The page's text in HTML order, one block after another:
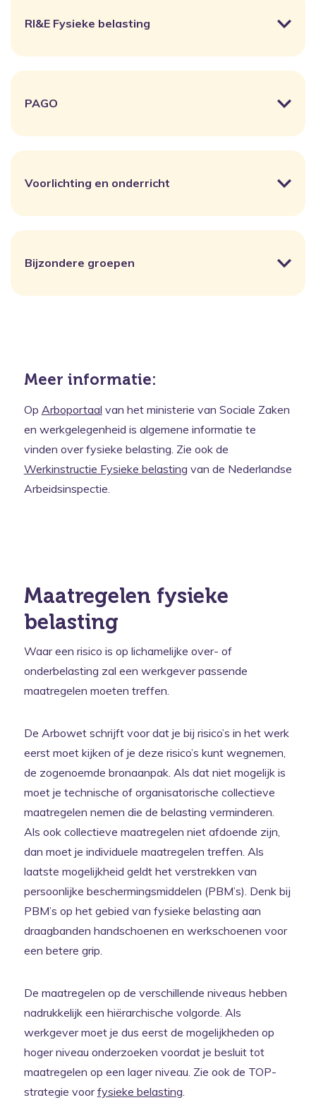
RI&E Fysieke belasting
PAGO
Voorlichting en onderricht
Bijzondere groepen
Meer informatie:
Op Arboportaal van het ministerie van Sociale Zaken
en werkgelegenheid is algemene informatie te
vinden over fysieke belasting. Zie ook de
Werkinstructie Fysieke belasting van de Nederlandse
Arbeidsinspectie.
Maatregelen fysieke
belasting
Waar een risico is op lichamelijke over- of
onderbelasting zal een werkgever passende
maatregelen moeten treffen.
De Arbowet schrijft voor dat je bij risico’s in het werk
eerst moet kijken of je deze risico’s kunt wegnemen,
de zogenoemde bronaanpak. Als dat niet mogelijk is
moet je technische of organisatorische collectieve
maatregelen nemen die de belasting verminderen.
Als ook collectieve maatregelen niet afdoende zijn,
dan moet je individuele maatregelen treffen. Als
laatste mogelijkheid geldt het verstrekken van
persoonlijke beschermingsmiddelen (PBM’s). Denk bij
PBM’s op het gebied van fysieke belasting aan
draagbanden handschoenen en werkschoenen voor
een betere grip.
De maatregelen op de verschillende niveaus hebben
nadrukkelijk een hiërarchische volgorde. Als
werkgever moet je dus eerst de mogelijkheden op
hoger niveau onderzoeken voordat je besluit tot
maatregelen op een lager niveau. Zie ook de TOP-
strategie voorfysieke belasting